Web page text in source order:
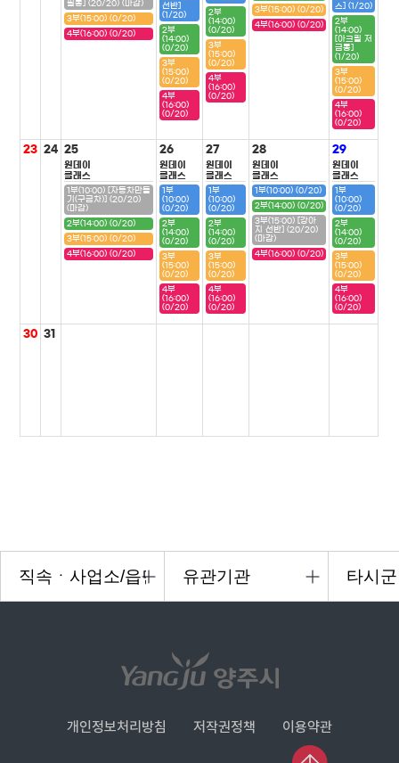
필통] (20/20) (마감)
3부(15:00) (0/20)
4부(16:00) (0/20)
선반]
(1/20)
2부
(14:00)
(0/20)
3부
(15:00)
(0/20)
4부
(16:00)
(0/20)
2부
(14:00)
(0/20)
3부
(15:00)
(0/20)
4부
(16:00)
(0/20)
3부(15:00) (0/20)
4부(16:00) (0/20)
스] (1/20)
2부
(14:00)
[아크릴 저
금통]
(1/20)
3부
(15:00)
(0/20)
4부
(16:00)
(0/20)
23 24 25
원데이
클래스
1부(10:00) [자동차만들
기(구급차)] (20/20)
(마감)
2부(14:00) (0/20)
3부(15:00) (0/20)
4부(16:00) (0/20)
26
원데이
클래스
1부
(10:00)
(0/20)
2부
(14:00)
(0/20)
3부
(15:00)
(0/20)
4부
(16:00)
(0/20)
27
원데이
클래스
1부
(10:00)
(0/20)
2부
(14:00)
(0/20)
3부
(15:00)
(0/20)
4부
(16:00)
(0/20)
28
원데이
클래스
1부(10:00) (0/20)
2부(14:00) (0/20)
3부(15:00) [강아
지 선반] (20/20)
(마감)
4부(16:00) (0/20)
29
원데이
클래스
1부
(10:00)
(0/20)
2부
(14:00)
(0/20)
3부
(15:00)
(0/20)
4부
(16:00)
(0/20)
30 31
개인정보처리방침 저작권정책 이용약관